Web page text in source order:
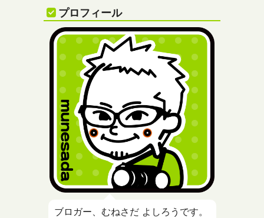
プロフィール
ブロガー、むねさだ よしろうです。